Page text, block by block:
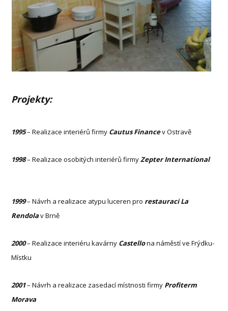
Projekty:
1995– Realizace interiérů firmy Cautus Financev Ostravě
1998– Realizace osobitých interiérů firmyZepter International
1999– Návrh a realizace atypu luceren pro restauraciLa
Rendolav Brně
2000– Realizace interiéru kavárny Castellona náměstí ve Frýdku-
Místku
2001– Návrh a realizace zasedací místnosti firmy Profiterm
Morava